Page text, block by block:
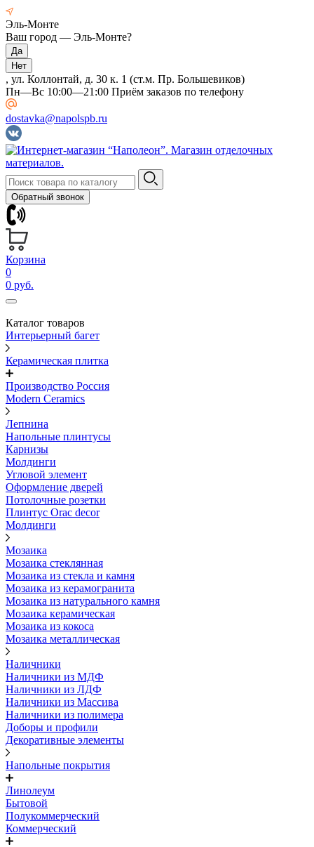
Эль-Монте
Ваш город — Эль-Монте?
, ул. Коллонтай, д. 30 к. 1 (ст.м. Пр. Большевиков)
Пн—Вс 10:00—21:00 Приём заказов по телефону
dostavka@napolspb.ru
Обратный звонок
Корзина
0
0 руб.
Каталог товаров
Интерьерный багет
Керамическая плитка
Производство Россия
Modern Ceramics
Лепнина
Напольные плинтусы
Карнизы
Молдинги
Угловой элемент
Оформление дверей
Потолочные розетки
Плинтус Orac decor
Молдинги
Мозаика
Мозаика стеклянная
Мозаика из стекла и камня
Мозаика из керамогранита
Мозаика из натурального камня
Мозаика керамическая
Мозаика из кокоса
Мозаика металлическая
Наличники
Наличники из МДФ
Наличники из ЛДФ
Наличники из Массива
Наличники из полимера
Доборы и профили
Декоративные элементы
Напольные покрытия
Линолеум
Бытовой
Полукоммерческий
Коммерческий